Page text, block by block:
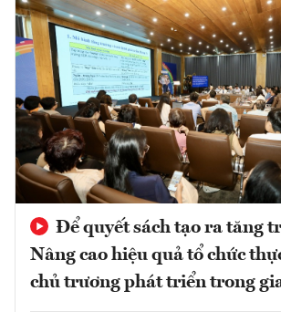
Để quyết sách tạo ra tăng
Nâng cao hiệu quả tổ chức
chủ trương phát triển trong